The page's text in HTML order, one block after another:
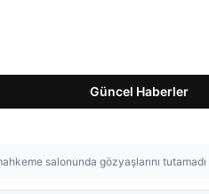
Güncel Haberler
salonunda gözyaşlarını tutamadı